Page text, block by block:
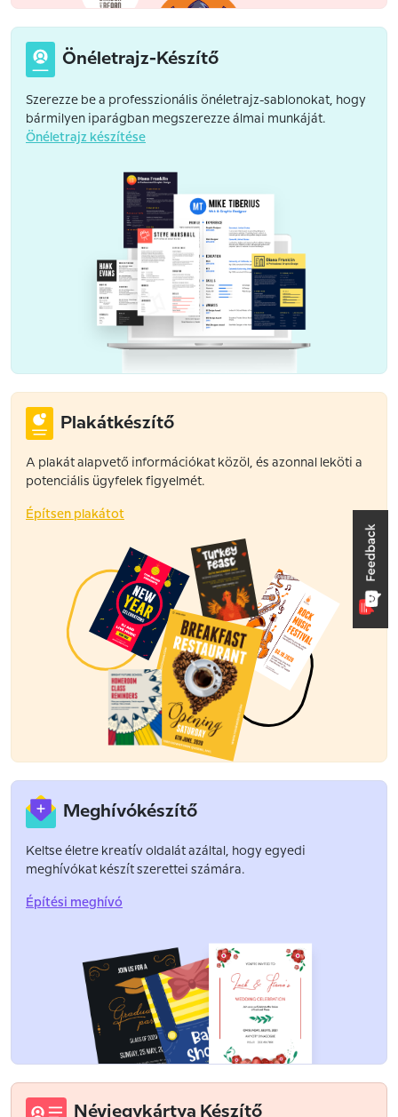
Önéletrajz-Készítő
Szerezze be a professzionális önéletrajz-sablonokat, hogy
bármilyen iparágban megszerezze álmai munkáját.
Önéletrajz készítése
Plakátkészítő
A plakát alapvető információkat közöl, és azonnal leköti a
potenciális ügyfelek figyelmét.
Építsen plakátot
Meghívókészítő
Keltse életre kreatív oldalát azáltal, hogy egyedi
meghívókat készít szerettei számára.
Építési meghívó
Névjegykártya Készítő